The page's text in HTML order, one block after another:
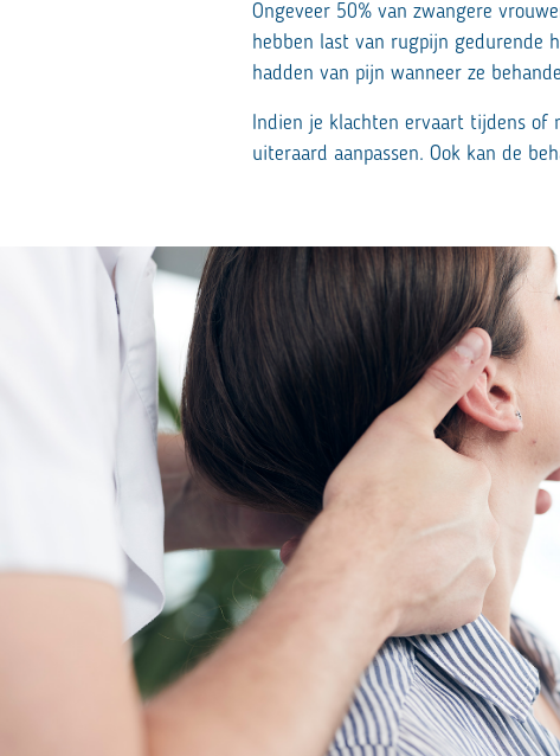
Ongeveer 50% van zwangere
hebben last van rugpijn gedurende
hadden van pijn wanneer ze
Indien je klachten ervaart tijdens of
uiteraard aanpassen. Ook kan de